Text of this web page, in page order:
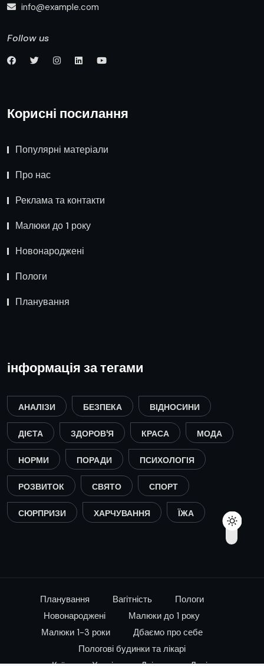
info@example.com
Follow us
Корисні посилання
Популярні матеріали
Про нас
Реклама та контакти
Малюки до 1 року
Новонароджені
Пологи
Планування
інформація за тегами
АНАЛІЗИ БЕЗПЕКА ВІДНОСИНИ
ДІЄТА ЗДОРОВ'Я КРАСА МОДА
НОРМИ ПОРАДИ ПСИХОЛОГІЯ
РОЗВИТОК СВЯТО СПОРТ
СЮРПРИЗИ ХАРЧУВАННЯ ЇЖА
Планування Вагітність
Пологи
Новонароджені
Малюки до 1 року
Малюки 1-3 роки
Дбаємо про себе
Пологові будинки та лікарі